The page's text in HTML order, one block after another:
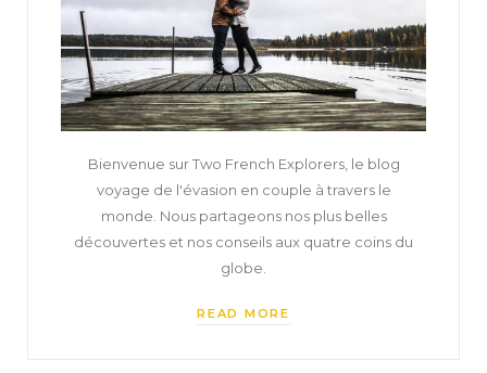
Bienvenue sur Two French Explorers, le blog
voyage de l'évasion en couple à travers le
monde. Nous partageons nos plus belles
découvertes et nos conseils aux quatre coins du
globe.
READ MORE